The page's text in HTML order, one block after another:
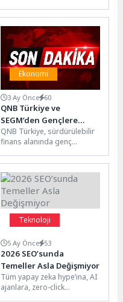
tüm hızıyla devam ediyor.
Çalışmayı Buca’nın...
Ekonomi
3 Ay Önce 60
QNB Türkiye ve
SEGM’den Gençlere
Sürdürülebilir Finans
Eğitimi ve Staj İmkânı
QNB Türkiye, sürdürülebilir
finans alanında genç
desteklemek amacıyla,
“Sürdürülebilir Eğitim Gelişim
ve Mükemmellik...
Teknoloji
5 Ay Önce 53
2026 SEO’sunda
Temeller Asla Değişmiyor
Tüm yapay zeka hype’ına, AI
ajanlara, zero-click